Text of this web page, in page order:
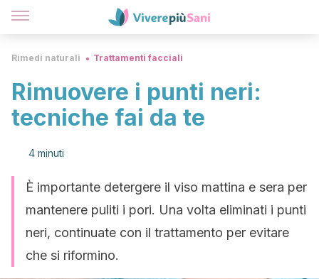
Rimedi naturali Trattamenti facciali
Rimuovere i punti neri:
tecniche fai da te
4 minuti
È importante detergere il viso mattina e sera per
mantenere puliti i pori. Una volta eliminati i punti
neri, continuate con il trattamento per evitare
che si riformino.